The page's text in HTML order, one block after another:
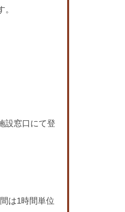
設窓口にて登
は1時間単位